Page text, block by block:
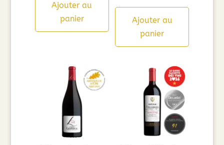
Ajouter au
panier
Ajouter au
panier